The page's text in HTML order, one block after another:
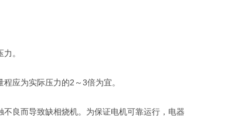
。
程应为实际压力的2 ～ 3倍为宜。
良而导致缺相烧机。为保证电机可靠运行，电器